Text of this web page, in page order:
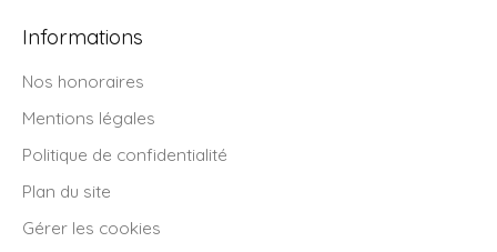
Informations
Nos honoraires
Mentions légales
Politique de confidentialité
Plan du site
Gérer les cookies